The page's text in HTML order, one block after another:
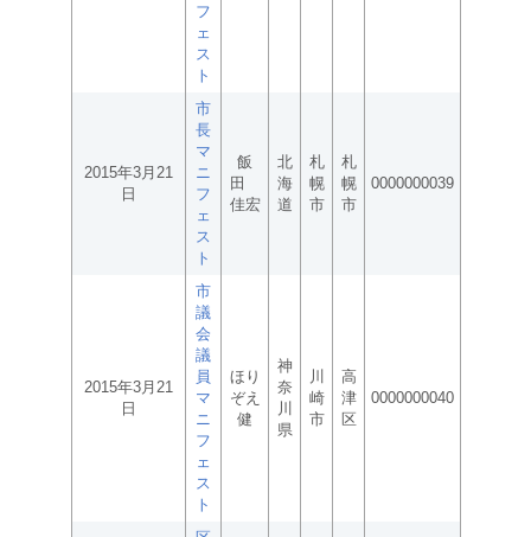
フ
ェ
ス
ト
2015年3月21
日
市
長
マ
ニ
フ
ェ
ス
ト
飯
田
佳宏
北
海
道
札
幌
市
札
幌
市
0000000039
2015年3月21
日
市
議
会
議
員
マ
ニ
フ
ェ
ス
ト
ほり
ぞえ
健
神
奈
川
県
川
崎
市
高
津
区
0000000040